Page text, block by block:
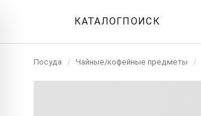
КАТАЛОГПОИСК
Посуда / Чайные/кофейные предметы /